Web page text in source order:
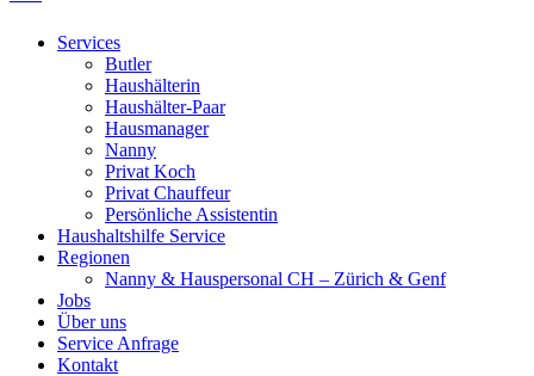
Services
Butler
Haushälterin
Haushälter-Paar
Hausmanager
Nanny
Privat Koch
Privat Chauffeur
Persönliche Assistentin
Haushaltshilfe Service
Regionen
Nanny & Hauspersonal CH – Zürich & Genf
Jobs
Über uns
Service Anfrage
Kontakt